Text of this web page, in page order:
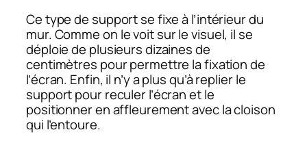
Ce type de support se fixe à l’intérieur du
mur. Comme on le voit sur le visuel, il se
déploie de plusieurs dizaines de
centimètres pour permettre la fixation de
l’écran. Enfin, il n’y a plus qu’à replier le
support pour reculer l’écran et le
positionner en affleurement avec la cloison
qui l’entoure.